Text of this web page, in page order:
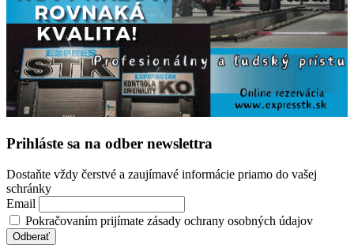
Prihláste sa na odber newslettra
Dostaňte vždy čerstvé a zaujímavé informácie priamo do vašej
schránky
Email
Pokračovaním prijímate zásady ochrany osobných údajov